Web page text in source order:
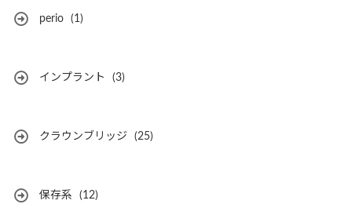
perio (1)
インプラント (3)
クラウンブリッジ (25)
保存系 (12)